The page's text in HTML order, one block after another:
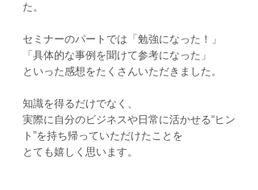
た。
セミナーのパートでは「勉強になった！」
「具体的な事例を聞けて参考になった」
といった感想をたくさんいただきました。
知識を得るだけでなく、
実際に自分のビジネスや日常に活かせる“ヒン
ト”を持ち帰っていただけたことを
とても嬉しく思います。